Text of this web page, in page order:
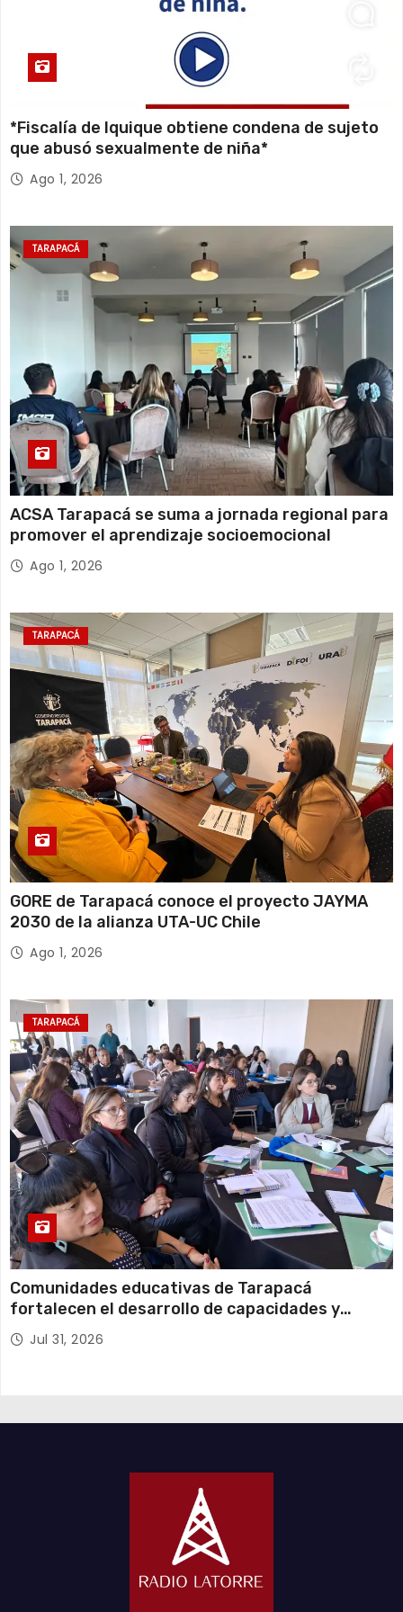
*Fiscalía de Iquique obtiene condena de sujeto
que abusó sexualmente de niña*
Ago 1, 2026
TARAPACÁ
ACSA Tarapacá se suma a jornada regional para
promover el aprendizaje socioemocional
Ago 1, 2026
TARAPACÁ
GORE de Tarapacá conoce el proyecto JAYMA
2030 de la alianza UTA-UC Chile
Ago 1, 2026
TARAPACÁ
Comunidades educativas de Tarapacá
fortalecen el desarrollo de capacidades y
aprendizajes socioemocionales desde el
currículo
Jul 31, 2026